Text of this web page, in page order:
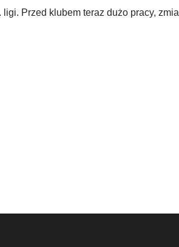
Przed klubem teraz dużo pracy,